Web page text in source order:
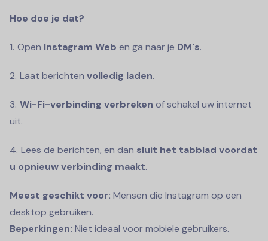
Hoe doe je dat?
Open Instagram Web en ga naar je DM's.
Laat berichten volledig laden.
Wi-Fi-verbinding verbreken of schakel uw internet
uit.
Lees de berichten, en dan sluit het tabblad voordat
u opnieuw verbinding maakt.
Meest geschikt voor: Mensen die Instagram op een
desktop gebruiken.
Beperkingen: Niet ideaal voor mobiele gebruikers.